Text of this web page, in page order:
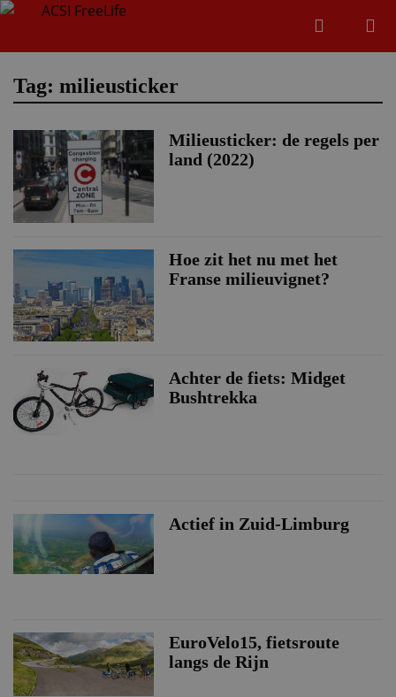
Zoeken
Tag: milieusticker
Milieusticker: de regels per
land (2022)
Hoe zit het nu met het
Franse milieuvignet?
Achter de fiets: Midget
Bushtrekka
Actief in Zuid-Limburg
EuroVelo15, fietsroute
langs de Rijn